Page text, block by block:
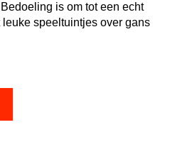
is om tot een echt
speeltuintjes over gans